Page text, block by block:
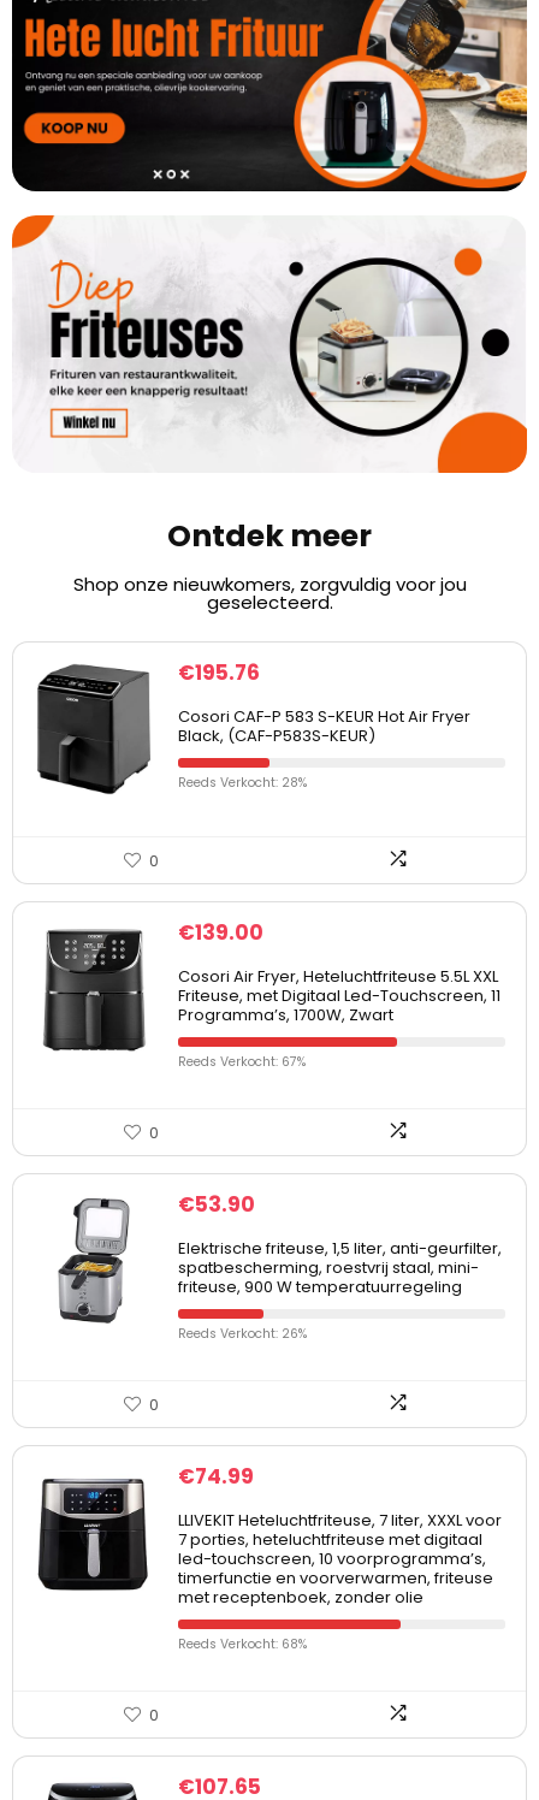
Ontdek meer
Shop onze nieuwkomers, zorgvuldig voor jou
geselecteerd.
€195.76
Cosori CAF-P 583 S-KEUR Hot Air Fryer
Black, (CAF-P583S-KEUR)
Reeds Verkocht: 28%
0
€139.00
Cosori Air Fryer, Heteluchtfriteuse 5.5L XXL
Friteuse, met Digitaal Led-Touchscreen, 11
Programma’s, 1700W, Zwart
Reeds Verkocht: 67%
0
€53.90
Elektrische friteuse, 1,5 liter, anti-geurfilter,
spatbescherming, roestvrij staal, mini-
friteuse, 900 W temperatuurregeling
Reeds Verkocht: 26%
0
€74.99
LLIVEKIT Heteluchtfriteuse, 7 liter, XXXL voor
7 porties, heteluchtfriteuse met digitaal
led-touchscreen, 10 voorprogramma’s,
timerfunctie en voorverwarmen, friteuse
met receptenboek, zonder olie
Reeds Verkocht: 68%
0
€107.65